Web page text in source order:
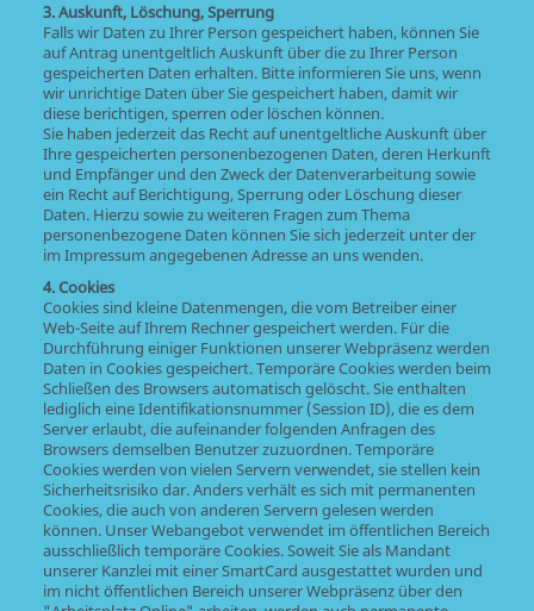
3. Auskunft, Löschung, Sperrung
Falls wir Daten zu Ihrer Person gespeichert haben, können Sie
auf Antrag unentgeltlich Auskunft über die zu Ihrer Person
gespeicherten Daten erhalten. Bitte informieren Sie uns, wenn
wir unrichtige Daten über Sie gespeichert haben, damit wir
diese berichtigen, sperren oder löschen können.
Sie haben jederzeit das Recht auf unentgeltliche Auskunft über
Ihre gespeicherten personenbezogenen Daten, deren Herkunft
und Empfänger und den Zweck der Datenverarbeitung sowie
ein Recht auf Berichtigung, Sperrung oder Löschung dieser
Daten. Hierzu sowie zu weiteren Fragen zum Thema
personenbezogene Daten können Sie sich jederzeit unter der
im Impressum angegebenen Adresse an uns wenden.
4. Cookies
Cookies sind kleine Datenmengen, die vom Betreiber einer
Web-Seite auf Ihrem Rechner gespeichert werden. Für die
Durchführung einiger Funktionen unserer Webpräsenz werden
Daten in Cookies gespeichert. Temporäre Cookies werden beim
Schließen des Browsers automatisch gelöscht. Sie enthalten
lediglich eine Identifikationsnummer (Session ID), die es dem
Server erlaubt, die aufeinander folgenden Anfragen des
Browsers demselben Benutzer zuzuordnen. Temporäre
Cookies werden von vielen Servern verwendet, sie stellen kein
Sicherheitsrisiko dar. Anders verhält es sich mit permanenten
Cookies, die auch von anderen Servern gelesen werden
können. Unser Webangebot verwendet im öffentlichen Bereich
ausschließlich temporäre Cookies. Soweit Sie als Mandant
unserer Kanzlei mit einer SmartCard ausgestattet wurden und
im nicht öffentlichen Bereich unserer Webpräsenz über den